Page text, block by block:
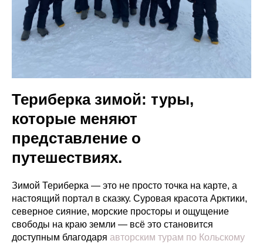
Териберка зимой: туры,
которые меняют
представление о
путешествиях.
Зимой Териберка — это не просто точка на карте, а
настоящий портал в сказку. Суровая красота Арктики,
северное сияние, морские просторы и ощущение
свободы на краю земли — всё это становится
доступным благодаря авторским турам по Кольскому